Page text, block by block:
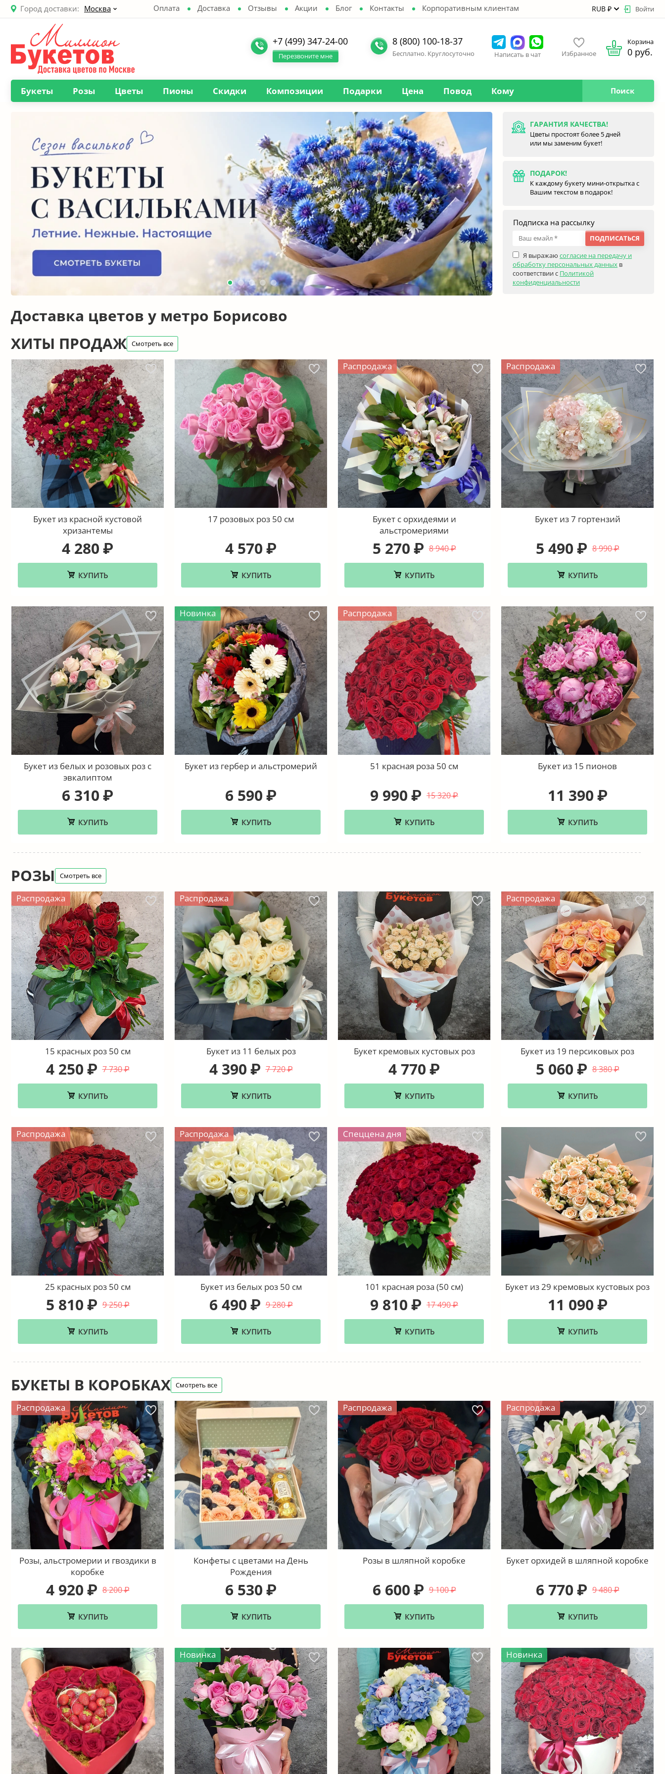
Оплата Доставка Отзывы Акции Блог Контакты Корпоративным клиентам
Город доставки: Москва RUB ₽ Войти
+7 (499) 347-24-00
Перезвоните мне
8 (800) 100-18-37
Бесплатно. Круглосуточно Написать в чат Избранное
Корзина
0 руб.
Букеты Розы Цветы Пионы Скидки Композиции Подарки Цена Повод Кому Поиск
ГАРАНТИЯ КАЧЕСТВА!
Цветы простоят более 5 дней
или мы заменим букет!
ПОДАРОК!
К каждому букету мини-открытка с
Вашим текстом в подарок!
Подписка на рассылку
Я выражаю согласие на передачу и
обработку персональных данных в
соответствии с Политикой
конфиденциальности
ПОДПИСАТЬСЯ
Доставка цветов у метро Борисово
ХИТЫ ПРОДАЖ Смотреть все
Букет из красной кустовой
хризантемы
4 280 ₽
КУПИТЬ
17 розовых роз 50 см
4 570 ₽
КУПИТЬ
Распродажа
Букет с орхидеями и
альстромериями
8 940 ₽
5 270 ₽
КУПИТЬ
Распродажа
Букет из 7 гортензий
8 990 ₽
5 490 ₽
КУПИТЬ
Букет из белых и розовых роз с
эвкалиптом
6 310 ₽
КУПИТЬ
Новинка
Букет из гербер и альстромерий
6 590 ₽
КУПИТЬ
Распродажа
51 красная роза 50 см
15 320 ₽
9 990 ₽
КУПИТЬ
Букет из 15 пионов
11 390 ₽
КУПИТЬ
РОЗЫ Смотреть все
Распродажа
15 красных роз 50 см
7 730 ₽
4 250 ₽
КУПИТЬ
Распродажа
Букет из 11 белых роз
7 720 ₽
4 390 ₽
КУПИТЬ
Букет кремовых кустовых роз
4 770 ₽
КУПИТЬ
Распродажа
Букет из 19 персиковых роз
8 380 ₽
5 060 ₽
КУПИТЬ
Распродажа
25 красных роз 50 см
9 250 ₽
5 810 ₽
КУПИТЬ
Распродажа
Букет из белых роз 50 см
9 280 ₽
6 490 ₽
КУПИТЬ
Спеццена дня
101 красная роза (50 см)
17 490 ₽
9 810 ₽
КУПИТЬ
Букет из 29 кремовых кустовых роз
11 090 ₽
КУПИТЬ
БУКЕТЫ В КОРОБКАХ Смотреть все
Распродажа
Розы, альстромерии и гвоздики в
коробке
8 200 ₽
4 920 ₽
КУПИТЬ
Конфеты с цветами на День
Рождения
6 530 ₽
КУПИТЬ
Распродажа
Розы в шляпной коробке
9 100 ₽
6 600 ₽
КУПИТЬ
Распродажа
Букет орхидей в шляпной коробке
9 480 ₽
6 770 ₽
КУПИТЬ
Новинка Новинка